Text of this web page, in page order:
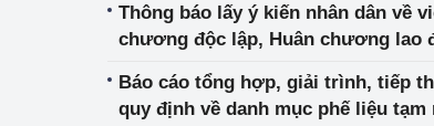
Thông báo lấy ý kiến nhân dân về
chương độc lập, Huân chương lao
Báo cáo tổng hợp, giải trình, tiếp
quy định về danh mục phế liệu